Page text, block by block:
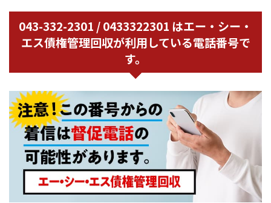
043-332-2301 / 0433322301 はエー・シー・
エス債権管理回収が利用している電話番号で
す。